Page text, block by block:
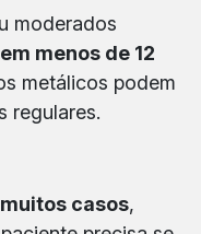
moderados
em menos de 12
metálicos podem
regulares.
casos,